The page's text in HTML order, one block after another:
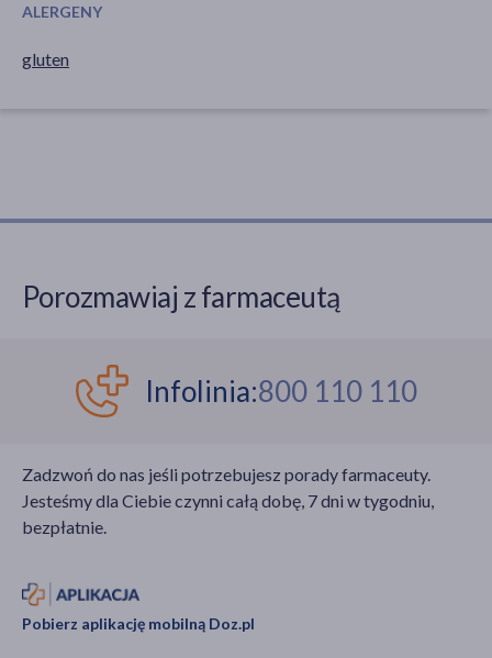
ALERGENY
gluten
Porozmawiaj z farmaceutą
Infolinia:800 110 110
Zadzwoń do nas jeśli potrzebujesz porady farmaceuty.
Jesteśmy dla Ciebie czynni całą dobę, 7 dni w tygodniu,
bezpłatnie.
Pobierz aplikację mobilną Doz.pl